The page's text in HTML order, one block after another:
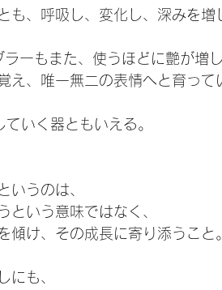
も、呼吸し、変化し、深みを増
ーもまた、使うほどに艶が増し
え、唯一無二の表情へと育って
ていく器ともいえる。
いうのは、
という意味ではなく、
傾け、その成長に寄り添うこと。
にも、